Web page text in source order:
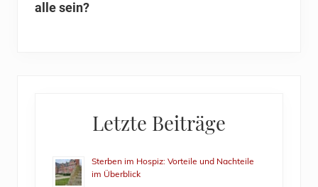
alle sein?
SidebarLetzte Beiträge
Sterben im Hospiz: Vorteile und Nachteile
im Überblick